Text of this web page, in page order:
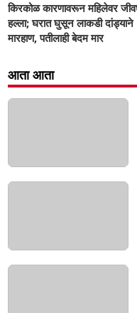
किरकोळ कारणावरून महिलेवर
हल्ला; घरात घुसून लाकडी दांड्याने
मारहाण, पतीलाही बेदम मार
आता आता